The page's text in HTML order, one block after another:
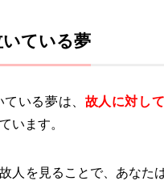
ている夢
いる夢は、 故人に対し
います。
人を見ることで、あなた